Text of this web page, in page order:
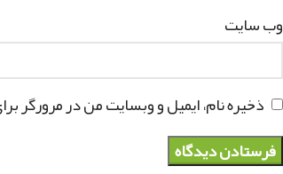
وب‌ سایت
ذخیره نام، ایمیل و وبسایت من در مرورگر